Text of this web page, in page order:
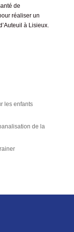
de
réaliser un
à Lisieux.
les enfants
de la